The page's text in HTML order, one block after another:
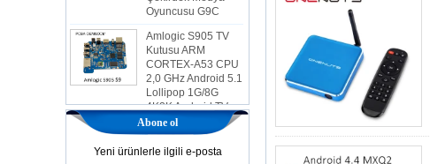
Amlogic S905 TV
Kutusu ARM
CORTEX-A53 CPU
2,0 GHz Android 5.1
Lollipop 1G/8G
4K2K Android TV
Kutusu Medya
Oyuncusu S9
S905X TV Kutusu
Abone ol
Yeni ürünlerle ilgili e-posta